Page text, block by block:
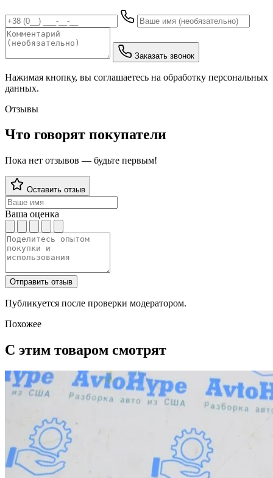
Заказать звонок
Нажимая кнопку, вы соглашаетесь на обработку персональных
данных.
Отзывы
Что говорят покупатели
Пока нет отзывов — будьте первым!
Оставить отзыв
Ваша оценка
Отправить отзыв
Публикуется после проверки модератором.
Похожее
С этим товаром смотрят